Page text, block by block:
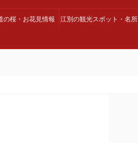
の桜・お花見情報 江別の観光スポット・名所